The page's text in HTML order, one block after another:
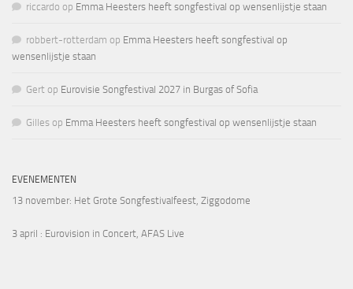
riccardo op Emma Heesters heeft songfestival op wensenlijstje staan
robbert-rotterdam op Emma Heesters heeft songfestival op
wensenlijstje staan
Gert op Eurovisie Songfestival 2027 in Burgas of Sofia
Gilles op Emma Heesters heeft songfestival op wensenlijstje staan
EVENEMENTEN
13 november: Het Grote Songfestivalfeest, Ziggodome
3 april : Eurovision in Concert, AFAS Live